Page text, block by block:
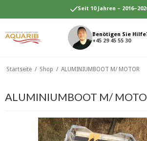
Seit 10 Jahren –
Benötigen Sie
+45 29 45 55 30
Startseite / Shop / ALUMINIUMBOOT M/ MOTOR
ALUMINIUMBOOT M/